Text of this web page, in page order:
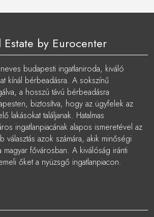
Estate by Eurocenter
budapesti ingatlaniroda, kiváló
kínál bérbeadásra. A sokszínű
a hosszú távú bérbeadásra
biztosítva, hogy az ügyfelek az
lakásokat találjanak. Hatalmas
ingatlanpiacának alapos ismeretével az
azok számára, akik minőségi
magyar fővárosban. A kiválóság iránti
őket a nyüzsgő ingatlanpiacon.